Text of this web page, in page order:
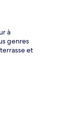
à
genres
et